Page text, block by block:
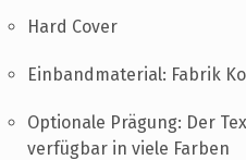
Hard Cover
Einbandmaterial: Fabrik
Optionale Prägung: Der
verfügbar in viele Farben